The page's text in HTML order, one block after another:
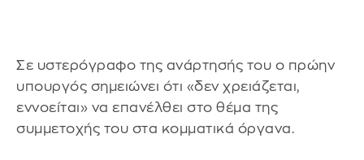
Σε υστερόγραφο της ανάρτησής του ο πρώην
υπουργός σημειώνει ότι «δεν χρειάζεται,
εννοείται» να επανέλθει στο θέμα της
συμμετοχής του στα κομματικά όργανα.